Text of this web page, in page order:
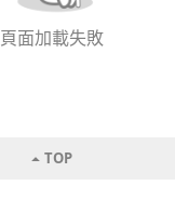
頁面加載失敗
TOP